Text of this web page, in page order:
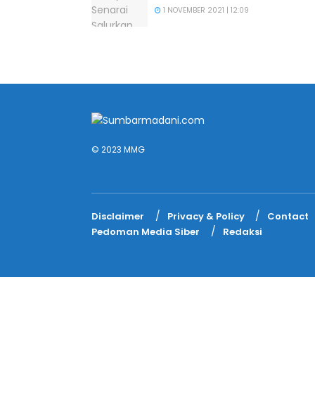
1 NOVEMBER 2021 | 12:09
© 2023 MMG
Disclaimer Privacy & Policy
Contact
Pedoman Media Siber
Redaksi